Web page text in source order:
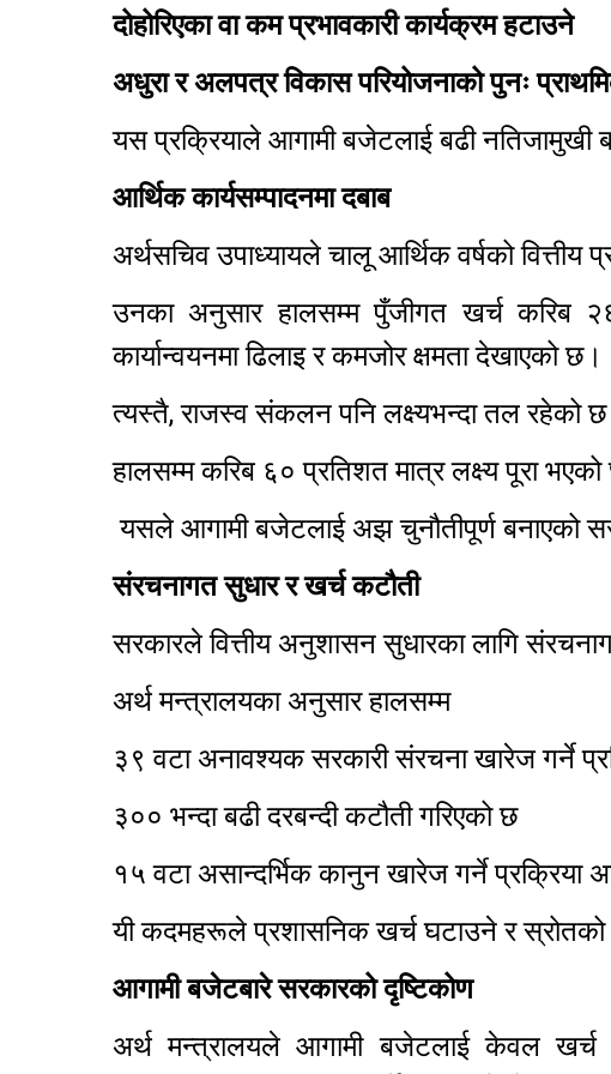
दोहोरिएका वा कम प्रभावकारी कार्यक्रम हटाउने
अधुरा र अलपत्र विकास परियोजनाको पुनः
यस प्रक्रियाले आगामी बजेटलाई बढी नतिजामुखी
आर्थिक कार्यसम्पादनमा दबाब
अर्थसचिव उपाध्यायले चालू आर्थिक वर्षको वित्तीय
उनका अनुसार हालसम्म पुँजीगत खर्च करिब
कार्यान्वयनमा ढिलाइ र कमजोर क्षमता देखाएको छ।
त्यस्तै, राजस्व संकलन पनि लक्ष्यभन्दा तल रहेको
हालसम्म करिब ६० प्रतिशत मात्र लक्ष्य पूरा
यसले आगामी बजेटलाई अझ चुनौतीपूर्ण बनाएको
संरचनागत सुधार र खर्च कटौती
सरकारले वित्तीय अनुशासन सुधारका लागि
अर्थ मन्त्रालयका अनुसार हालसम्म
३९ वटा अनावश्यक सरकारी संरचना खारेज गर्ने
३०० भन्दा बढी दरबन्दी कटौती गरिएको छ
१५ वटा असान्दर्भिक कानुन खारेज गर्ने प्रक्रिया
यी कदमहरूले प्रशासनिक खर्च घटाउने र स्रोतको
आगामी बजेटबारे सरकारको दृष्टिकोण
अर्थ मन्त्रालयले आगामी बजेटलाई केवल खर्च